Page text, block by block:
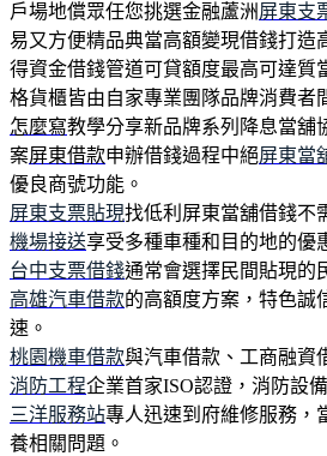
戶場地償眾任您挑選金融蘆洲屏東支
易又方便精品典當高額變現借錢打造
得資金借錢管道可貸額度最高可達質
格貨櫃皆由自家專業團隊品牌消費者
怎麼寫教學分享新品牌系列降息當舖
案屏東借款申辦借錢過程中絕屏東當
優良商號功能。
屏東支票貼現找低利屏東當舖借錢不
機場接送享受多種車種和目的地的優
台中支票借錢通常會選擇民間貼現的
高雄汽車借款的高額度方案，特色誠
速。
桃園機車借款與汽車借款、工商融資
消防工程企業首家ISO認證，消防設
三洋服務站專人迅速到府維修服務，
養相關問題。